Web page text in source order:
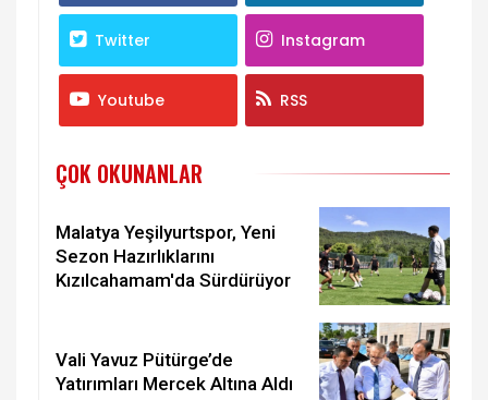
Twitter Instagram
Youtube RSS
ÇOK OKUNANLAR
Malatya Yeşilyurtspor, Yeni
Sezon Hazırlıklarını
Kızılcahamam'da Sürdürüyor
Vali Yavuz Pütürge’de
Yatırımları Mercek Altına Aldı